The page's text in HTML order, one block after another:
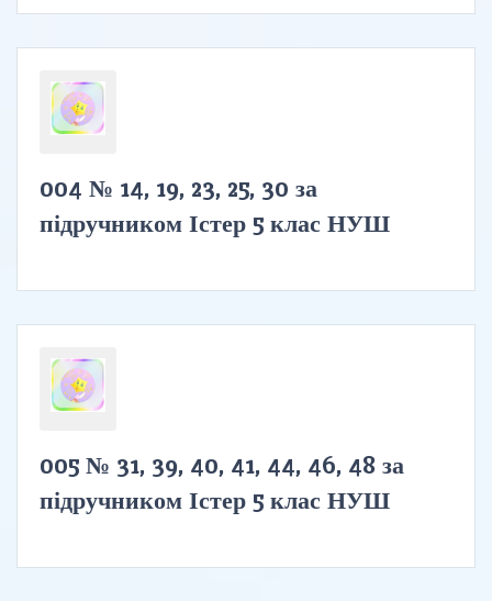
004 № 14, 19, 23, 25, 30 за
підручником Істер 5 клас НУШ
005 № 31, 39, 40, 41, 44, 46, 48 за
підручником Істер 5 клас НУШ